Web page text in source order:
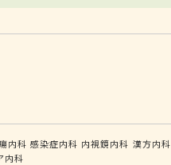
内科 感染症内科 内視鏡内科 漢方内科
内科